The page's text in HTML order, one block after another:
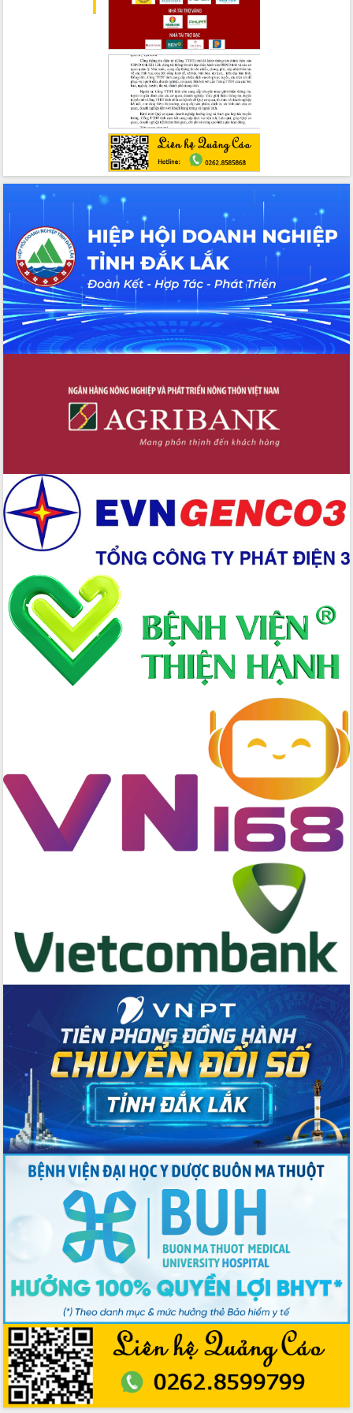
chức sản xuất sầu riêng theo hướng
Đẩy nhanh công tác khắc phục, ổn
định đời sống Nhân dân sau bão số 13
Bí thư Tỉnh ủy Lương Nguyễn Minh
Triết dự Ngày hội đại đoàn kết tại
Khởi công xây dựng Trường Phổ thông
nội trú liên cấp tiểu học và THCS xã Ia
Phó Thủ tướng Chính phủ Mai Văn
Chính chia sẻ, động viên người dân
chịu ảnh hưởng nặng từ bão số 13
Chủ tịch UBND tỉnh kiểm tra công tác
phòng, chống bão số 13 tại các địa
bàn xung yếu
Tập trung đẩy nhanh giải ngân nguồn
vốn các chương trình mục tiêu quốc
gia
Xã Ea H'leo giữ vững và nâng cao chất
lượng các tiêu chí nông thôn mới
vụ Tỉnh ủy về công tác cán bộ
Nâng cao trách nhiệm người đứng
đầu, phát huy tinh thần chủ động,
sáng tạo để đảm bảo tiến độ giải ngân
Sở Công Thương đột phá số hóa 100%
thủ tục trực tuyến lấy sự hài lòng của
doanh nghiệp làm thước đo phục vụ
Đảm bảo công tác bầu cử triển khai
đúng tiến độ, quy trình theo luật định
Ban Tuyên giáo và Dân vận Trung ương
tập huấn công tác khoa giáo năm 2025
Đắk Lắk hưởng ứng Ngày Pháp luật
Việt Nam 2025 và biểu dương 25 tập
thể, cá nhân tiêu biểu
Hội nghị lần thứ nhất Ban Chỉ đạo
công tác bầu cử tỉnh Đắk Lắk
Hội nghị UBND tỉnh thường kỳ tháng
khai thác IUU
Hội thảo chuyên đề “Hành trình xuất
khẩu nông sản Việt Nam qua thương
mại điện tử cùng Amazon”
Đại hội Thi đua yêu nước tỉnh Đắk Lắk
Tập trung triển khai các giải pháp sản
xuất nông nghiệp bền vững, phát thải
thấp
lập Hội Liên hiệp Phụ nữ Việt Nam
Đắk Lắk tổ chức Ngày hội Chuyển đổi
số với chủ đề: “Công nghệ số - kiến
tạo tương lai”
Tập trung phát triển khoa học công
nghệ, đổi mới sáng tạo và chuyển đổi
số lĩnh vực nông nghiệp và môi trường
“Hồ sơ phi địa giới – Bước tiến mới
trong cải cách hành chính”
Phó Chủ tịch UBND tỉnh Nguyễn Thiên
Văn kiểm tra công tác chống khai thác
IUU và nuôi trồng thủy sản
Tăng cường các giải pháp nhằm phát
triển hiệu quả khoa học, công nghệ,
đổi mới sáng tạo và chuyển đổi số
Tỉnh Đắk Lắk hiện đại hóa y tế từ bệnh
án điện tử
truyền quản lý biên giới, biển đảo
Nhiều cách làm hay trong chuyển đổi
số vì người dân
Quyết tâm phấn đấu hoàn thành thắng
lợi các mục tiêu, nhiệm vụ Nghị quyết
Đại hội đại biểu Đảng bộ tỉnh Đắk Lắk